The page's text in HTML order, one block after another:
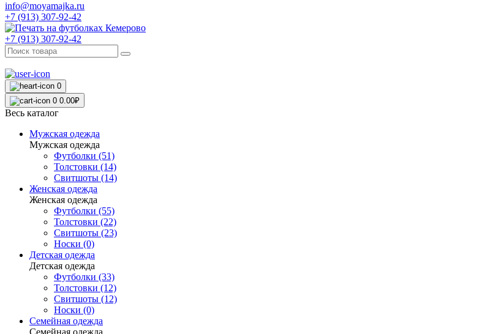
info@moyamajka.ru
+7 (913) 307-92-42
+7 (913) 307-92-42
0
0 0.00₽
Весь каталог
Мужская одежда
Мужская одежда
Футболки (51)
Толстовки (14)
Свитшоты (14)
Женская одежда
Женская одежда
Футболки (55)
Толстовки (22)
Свитшоты (23)
Носки (0)
Детская одежда
Детская одежда
Футболки (33)
Толстовки (12)
Свитшоты (12)
Носки (0)
Семейная одежда
Семейная одежда